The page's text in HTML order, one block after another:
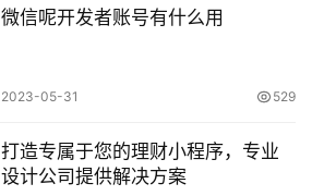
微信呢开发者账号有什么用
2023-05-31 529
打造专属于您的理财小程序，专业
设计公司提供解决方案